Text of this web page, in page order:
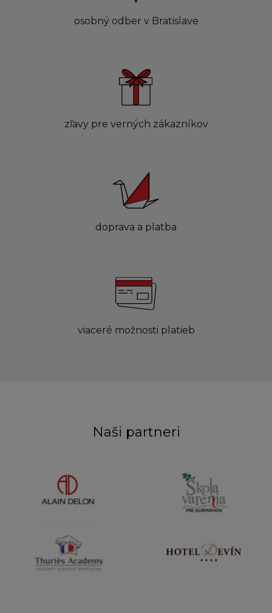
osobný odber v Bratislave
zľavy pre verných zákazníkov
doprava a platba
viaceré možnosti platieb
Naši partneri